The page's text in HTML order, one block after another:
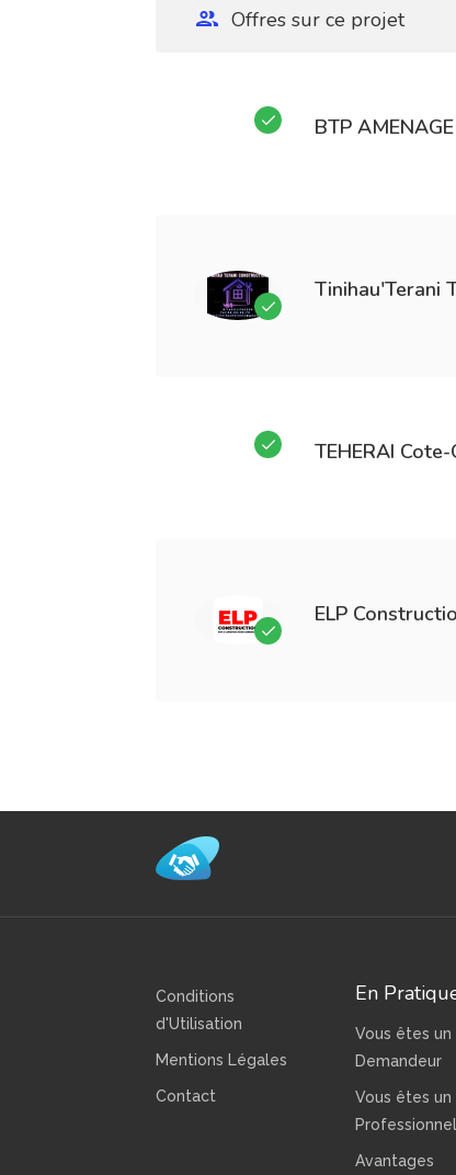
Offres sur ce projet
BTP
Tinihau'Terani
TEHERAI
ELP
Conditions
d'Utilisation
Mentions Légales
Contact
En
Vous êtes un
Demandeur
Vous êtes un
Professionnel
Avantages